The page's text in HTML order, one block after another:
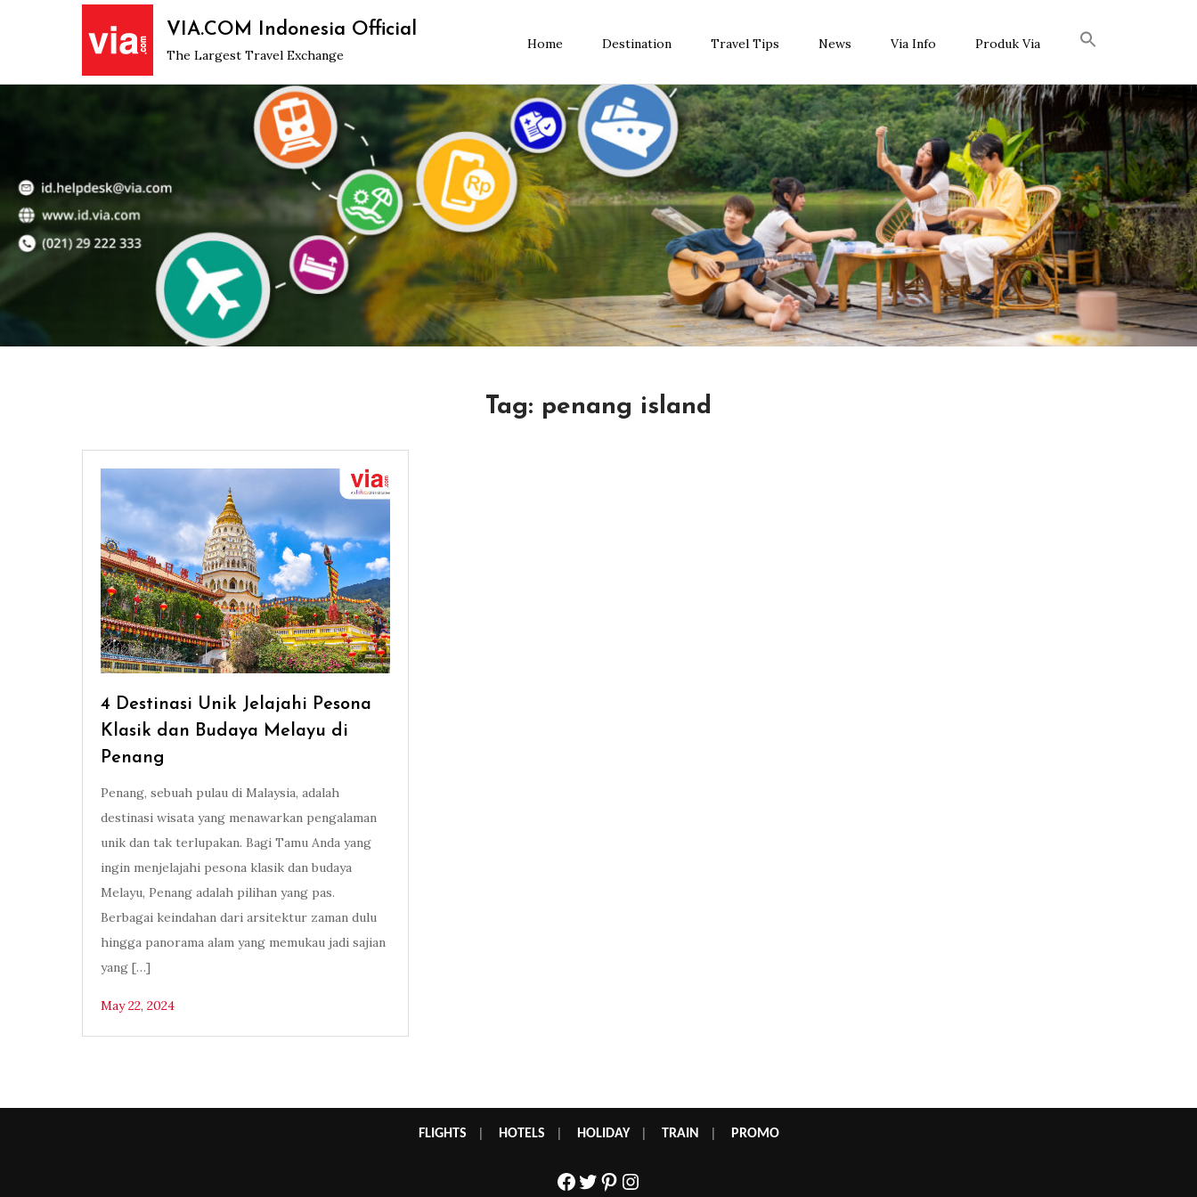
VIA.COM Indonesia Official
The Largest Travel Exchange
Home Destination Travel Tips News Via Info Produk Via
Tag: penang island
4 Destinasi Unik Jelajahi Pesona
Klasik dan Budaya Melayu di
Penang
Penang, sebuah pulau di Malaysia, adalah
destinasi wisata yang menawarkan pengalaman
unik dan tak terlupakan. Bagi Tamu Anda yang
ingin menjelajahi pesona klasik dan budaya
Melayu, Penang adalah pilihan yang pas.
Berbagai keindahan dari arsitektur zaman dulu
hingga panorama alam yang memukau jadi sajian
yang […]
May 22, 2024
FLIGHTS HOTELS HOLIDAY| TRAIN PROMO
Facebook
Twitter
Pinterest
Instagram